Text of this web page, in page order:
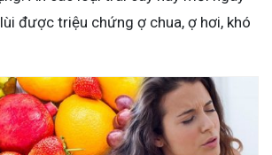
được triệu chứng ợ chua, ợ hơi, khó